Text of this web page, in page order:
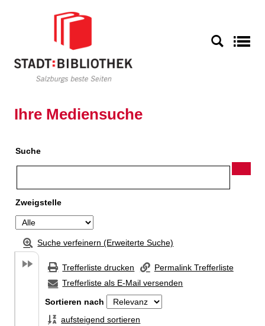
Ihre Mediensuche
Suche
Zweigstelle
Suche verfeinern (Erweiterte Suche)
Trefferliste drucken
Permalink Trefferliste
Trefferliste als E-Mail versenden
Sortieren nach
aufsteigend sortieren